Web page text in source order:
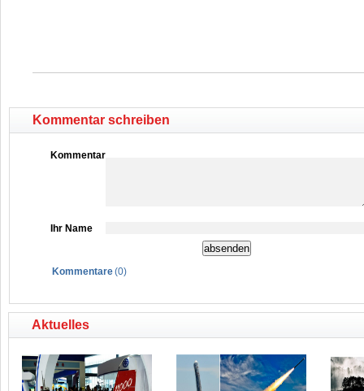
Kommentar schreiben
Kommentar
Ihr Name
Kommentare(0)